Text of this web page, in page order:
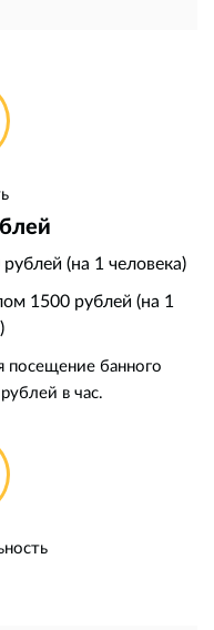
(на 1 человека)
1500 рублей (на 1
посещение банного
в час.